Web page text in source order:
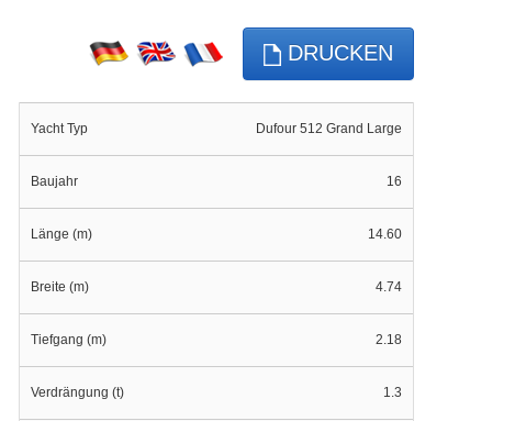
DRUCKEN
Yacht Typ Dufour 512 Grand Large
Baujahr 16
Länge (m) 14.60
Breite (m) 4.74
Tiefgang (m) 2.18
Verdrängung (t) 1.3